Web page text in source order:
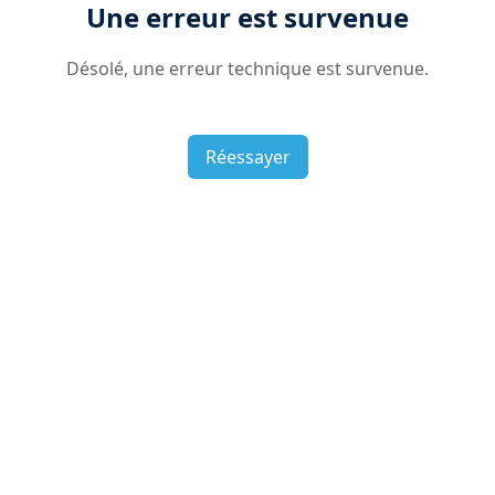
Une erreur est survenue
Désolé, une erreur technique est survenue.
Réessayer